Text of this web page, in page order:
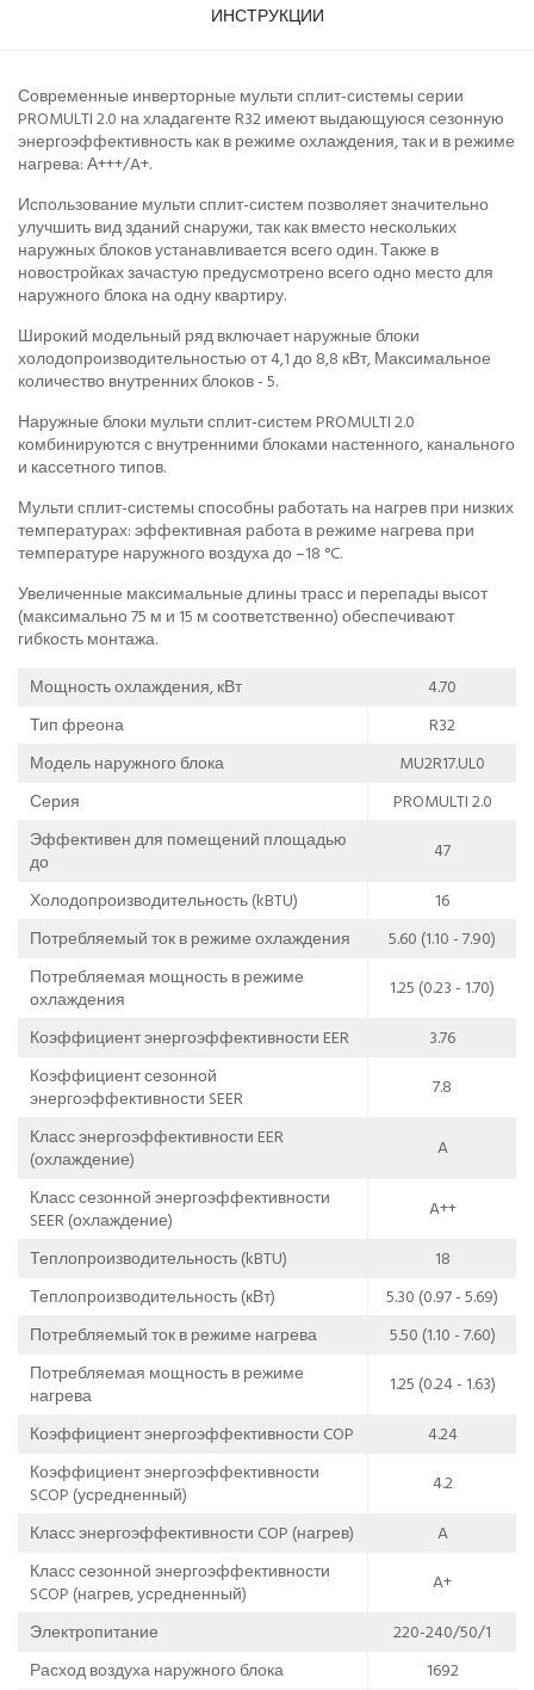
ИНСТРУКЦИИ
Современные инверторные мульти сплит-системы серии
PROMULTI 2.0 на хладагенте R32 имеют выдающуюся сезонную
энергоэффективность как в режиме охлаждения, так и в режиме
нагрева: А+++/A+.
Использование мульти сплит-систем позволяет значительно
улучшить вид зданий снаружи, так как вместо нескольких
наружных блоков устанавливается всего один. Также в
новостройках зачастую предусмотрено всего одно место для
наружного блока на одну квартиру.
Широкий модельный ряд включает наружные блоки
холодопроизводительностью от 4,1 до 8,8 кВт, Максимальное
количество внутренних блоков - 5.
Наружные блоки мульти сплит-систем PROMULTI 2.0
комбинируются с внутренними блоками настенного, канального
и кассетного типов.
Мульти сплит-системы способны работать на нагрев при низких
температурах: эффективная работа в режиме нагрева при
температуре наружного воздуха до –18 °C.
Увеличенные максимальные длины трасс и перепады высот
(максимально 75 м и 15 м соответственно) обеспечивают
гибкость монтажа.
Мощность охлаждения, кВт
4.70
Тип фреона
R32
Модель наружного блока
MU2R17.UL0
Серия
PROMULTI 2.0
Эффективен для помещений площадью
до
47
Холодопроизводительность (kBTU)
16
Потребляемый ток в режиме охлаждения
5.60 (1.10 - 7.90)
Потребляемая мощность в режиме
охлаждения
1.25 (0.23 - 1.70)
Коэффициент энергоэффективности EER
3.76
Коэффициент сезонной
энергоэффективности SEER
7.8
Класс энергоэффективности EER
(охлаждение)
A
Класс сезонной энергоэффективности
SEER (охлаждение)
A++
Теплопроизводительность (kBTU)
18
Теплопроизводительность (кВт)
5.30 (0.97 - 5.69)
Потребляемый ток в режиме нагрева
5.50 (1.10 - 7.60)
Потребляемая мощность в режиме
нагрева
1.25 (0.24 - 1.63)
Коэффициент энергоэффективности COP
4.24
Коэффициент энергоэффективности
SCOP (усредненный)
4.2
Класс энергоэффективности COP (нагрев)
A
Класс сезонной энергоэффективности
SCOP (нагрев, усредненный)
A+
Электропитание
220-240/50/1
Расход воздуха наружного блока
1692